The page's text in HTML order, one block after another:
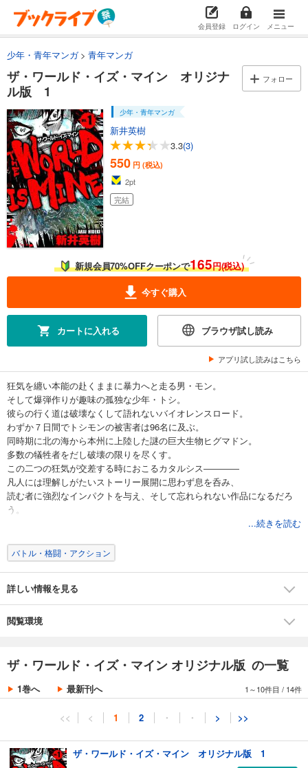
会員登録 ログイン メニュー
少年・青年マンガ 青年マンガ
ザ・ワールド・イズ・マイン オリジナ
ル版 1
フォロー
少年・青年マンガ
新井英樹
3.3(3)
550 円 (税込)
2pt
完結
新規会員70%OFFクーポンで165円(税込)
今すぐ購入
カートに入れる ブラウザ試し読み
アプリ試し読みはこちら
狂気を纏い本能の赴くままに暴力へと走る男・モン。
そして爆弾作りが趣味の孤独な少年・トシ。
彼らの行く道は破壊なくして語れないバイオレンスロード。
わずか７日間でトシモンの被害者は96名に及ぶ。
同時期に北の海から本州に上陸した謎の巨大生物ヒグマドン。
多数の犠牲者をだし破壊の限りを尽くす。
この二つの狂気が交差する時におこるカタルシス――――
凡人には理解しがたいストーリー展開に思わず息を呑み、
読む者に強烈なインパクトを与え、そして忘れられない作品になるだろ
う。
01 ばくだん
02 パワーボム
04 そこのけ そこのけ
05 石コロ
06 オニ
...続きを読む
バトル・格闘・アクション
詳しい情報を見る
閲覧環境
ザ・ワールド・イズ・マイン オリジナル版 の一覧
1巻へ 最新刊へ 1～10件目 / 14件
<< < 1 2 ・ ・ > >>
ザ・ワールド・イズ・マイン オリジナル版 1